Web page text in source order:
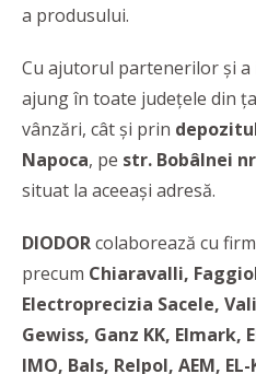
a produsului.
Cu ajutorul partenerilor și
ajung în toate județele din
vânzări, cât și prin
Napoca, pe str. Bobâlnei
situat la aceeași adresă.
DIODORcolaborează cu
precum Chiaravalli,
Electroprecizia Sacele,
Gewiss, Ganz KK, Elmark,
IMO, Bals, Relpol, AEM, EL-